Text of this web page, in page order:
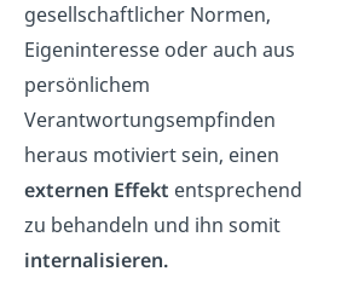
gesellschaftlicher Normen,
Eigeninteresse oder auch aus
persönlichem
Verantwortungsempfinden
heraus motiviert sein, einen
externen Effekt entsprechend
zu behandeln und ihn somit
internalisieren.